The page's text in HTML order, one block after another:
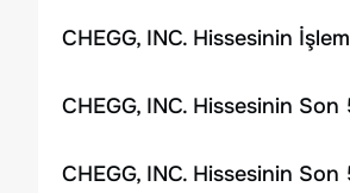
CHEGG, INC. Hissesinin
CHEGG, INC. Hissesinin
CHEGG, INC. Hissesinin